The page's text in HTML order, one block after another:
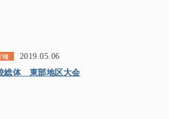
種
2019.05.06
総体 東部地区大会